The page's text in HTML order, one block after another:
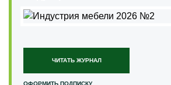
ЧИТАТЬ ЖУРНАЛ
ОФОРМИТЬ ПОДПИСКУ